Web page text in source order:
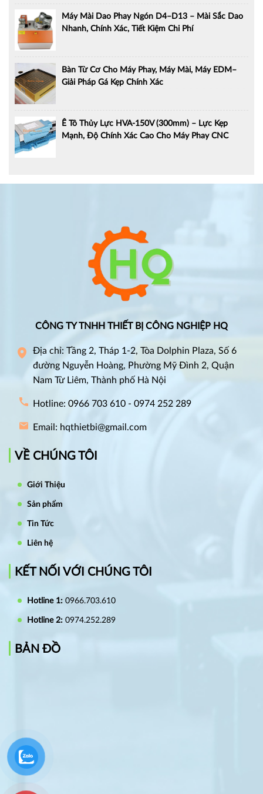
Máy Mài Dao Phay Ngón D4–D13 – Mài Sắc Dao
Nhanh, Chính Xác, Tiết Kiệm Chi Phí
Bàn Từ Cơ Cho Máy Phay, Máy Mài, Máy EDM–
Giải Pháp Gá Kẹp Chính Xác
Ê Tô Thủy Lực HVA-150V (300mm) – Lực Kẹp
Mạnh, Độ Chính Xác Cao Cho Máy Phay CNC
CÔNG TY TNHH THIẾT BỊ CÔNG NGHIỆP HQ
Địa chỉ: Tầng 2, Tháp 1-2, Tòa Dolphin Plaza, Số 6
đường Nguyễn Hoàng, Phường Mỹ Đình 2, Quận
Nam Từ Liêm, Thành phố Hà Nội
Hotline: 0966 703 610 - 0974 252 289
Email: hqthietbi@gmail.com
VỀ CHÚNG TÔI
Giới Thiệu
Sản phẩm
Tin Tức
Liên hệ
KẾT NỐI VỚI CHÚNG TÔI
Hotline 1: 0966.703.610
Hotline 2: 0974.252.289
BẢN ĐỒ